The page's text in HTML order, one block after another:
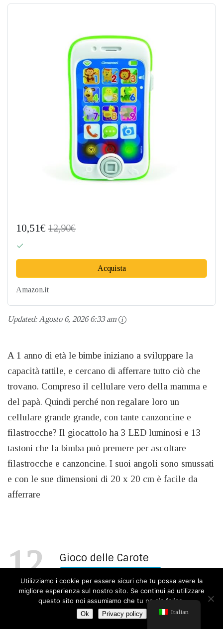
10,51€ 12,90€
Acquista
Amazon.it
Updated: Agosto 6, 2026 6:33 am
A 1 anno di età le bimbe iniziano a sviluppare la
capacità tattile, e cercano di afferrare tutto ciò che
trovano. Compreso il cellulare vero della mamma e
del papà. Quindi perché non regalare loro un
cellulare grande grande, con tante canzoncine e
filastrocche? Il giocattolo ha 3 LED luminosi e 13
tastoni che la bimba può premere per ascoltare
filastrocche e canzoncine. I suoi angoli sono smussati
e con le sue dimensioni di 20 x 20 cm è facile da
afferrare
12 Gioco delle Carote
Italian
Utilizziamo i cookie per essere sicuri che tu possa avere la
migliore esperienza sul nostro sito. Se continui ad utilizzare
questo sito noi assumiamo che tu ne sia felice.
Ok Privacy policy